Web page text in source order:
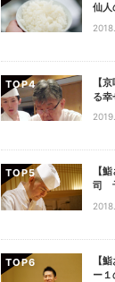
仙人
TOP
【
る
TOP
【
司
TOP
【
ー１